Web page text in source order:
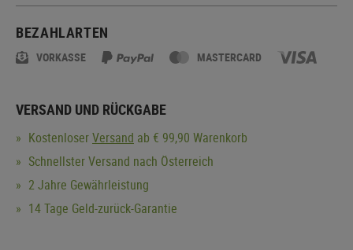
BEZAHLARTEN
VORKASSE MASTERCARD
VERSAND UND RÜCKGABE
KostenloserVersand ab € 99,90 Warenkorb
Schnellster Versand nach Österreich
2 Jahre Gewährleistung
14 Tage Geld-zurück-Garantie